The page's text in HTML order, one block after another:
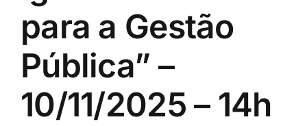
para a Gestão
Pública” –
10/11/2025 – 14h